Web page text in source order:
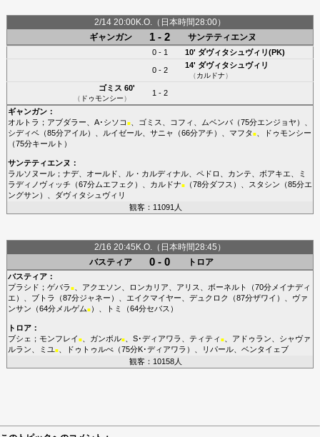
2/14 20:00K.O.（日本時間28:00）
ギャンガン
1 - 2 サンテティエンヌ
0 - 1 10' ダヴィタシュヴィリ(PK)
0 - 2
14' ダヴィタシュヴィリ
（カルドナ）
ゴミス 60'
（ ドゥモンシー）
1 - 2
ギャンガン：
オルトラ ； アブダラー A･シソコ ■、 ゴミス コフィ ムベンバ（75分エンジョヤ ）、
シディベ（85分アイル）、 ルイゼール、 サニャ （66分アチ ）、 マフタ ■、
ドゥモンシー
（75分キールト ）
サンテティエンヌ ：
ラルソヌール； ナデ、 オールド ル・カルディナル、 ペドロ カンテ ボアキエ
ミ
ラディノヴィッチ （67分ムエフェク ）、 カルドナ■（78分ダフス ）、 スタシン （85分エ
ングサン ）、 ダヴィタシュヴィリ
観客：11091人
2/16 20:45K.O.（日本時間28:45）
バスティア
0 - 0 トロア
バスティア：
プラシド ； ゲバラ ■、 アクエソン ロンカリア アリス ボーネルト （70分メイナディ
エ ）、 ブトラ （87分ジャネー ）、 エイクマイヤー デュクロク （87分ザワイ ）、 ヴァ
ンサン （64分メルゲム■）、 トミ （64分セバス ）
トロア：
ブシェ ； モンフレイ ■、 ガンボル■、 S･ディアワラ ティティ ■、 アドゥラン
シャヴァ
ルラン
ミユ ■、 ドゥトゥルべ（75分K･ディアワラ ）、 リパール、 ベンタイェブ
観客：10158人